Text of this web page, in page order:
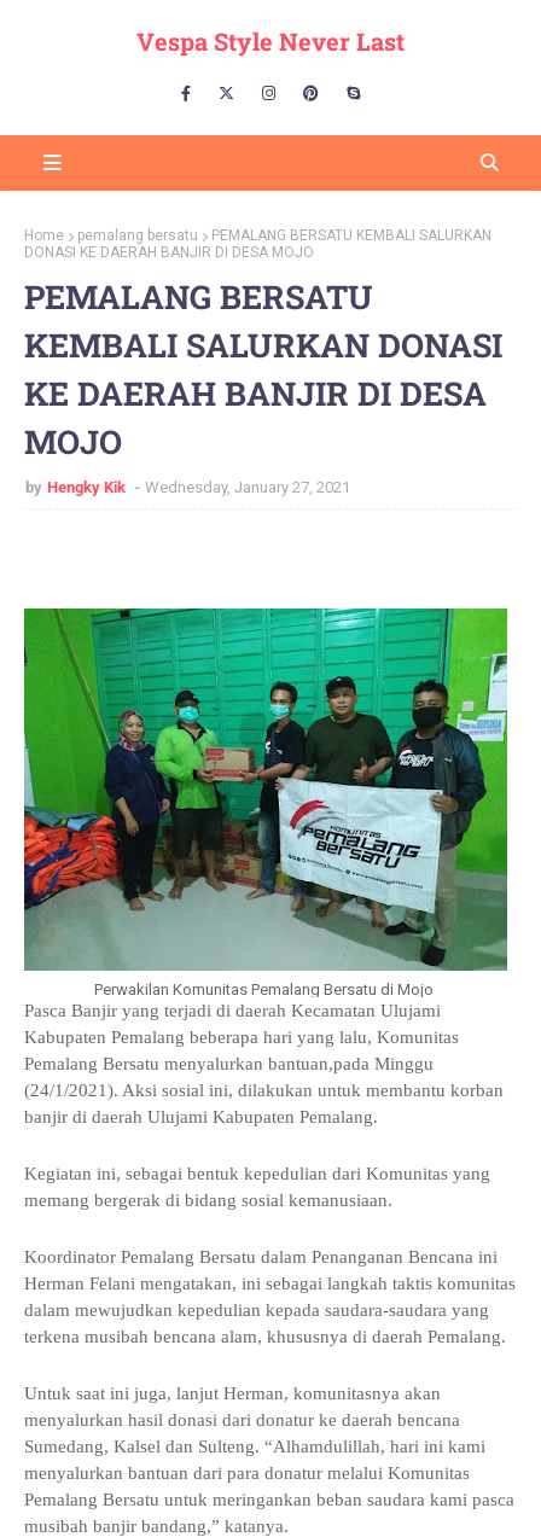
Vespa Style Never Last
Home pemalang bersatu
PEMALANG BERSATU KEMBALI SALURKAN
DONASI KE DAERAH BANJIR DI DESA MOJO
PEMALANG BERSATU
KEMBALI SALURKAN DONASI
KE DAERAH BANJIR DI DESA
MOJO
by Hengky Kik Wednesday, January 27, 2021
Perwakilan Komunitas Pemalang Bersatu di Mojo
Pasca Banjir yang terjadi di daerah Kecamatan Ulujami
Kabupaten Pemalang beberapa hari yang lalu, Komunitas
Pemalang Bersatu menyalurkan bantuan,pada Minggu
(24/1/2021). Aksi sosial ini, dilakukan untuk membantu korban
banjir di daerah Ulujami Kabupaten Pemalang.
Kegiatan ini, sebagai bentuk kepedulian dari Komunitas yang
memang bergerak di bidang sosial kemanusiaan.
Koordinator Pemalang Bersatu dalam Penanganan Bencana ini
Herman Felani mengatakan, ini sebagai langkah taktis komunitas
dalam mewujudkan kepedulian kepada saudara-saudara yang
terkena musibah bencana alam, khususnya di daerah Pemalang.
Untuk saat ini juga, lanjut Herman, komunitasnya akan
menyalurkan hasil donasi dari donatur ke daerah bencana
Sumedang, Kalsel dan Sulteng. “Alhamdulillah, hari ini kami
menyalurkan bantuan dari para donatur melalui Komunitas
Pemalang Bersatu untuk meringankan beban saudara kami pasca
musibah banjir bandang,” katanya.